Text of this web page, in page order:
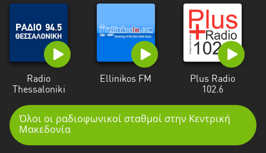
Radio
Thessaloniki
Ellinikos FM
Plus Radio
102.6
Όλοι οι ραδιοφωνικοί σταθμοί στην Κεντρική
Μακεδονία